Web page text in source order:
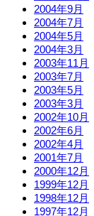
2004年9月
2004年7月
2004年5月
2004年3月
2003年11月
2003年7月
2003年5月
2003年3月
2002年10月
2002年6月
2002年4月
2001年7月
2000年12月
1999年12月
1998年12月
1997年12月